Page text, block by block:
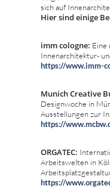
sich auf
Hier sind einige
imm cologne: Eine
Innenarchitektur-
https://www.imm-
Munich Creative
Designwoche in
Ausstellungen zur
https://
ORGATEC:
Arbeitswelten in
https://